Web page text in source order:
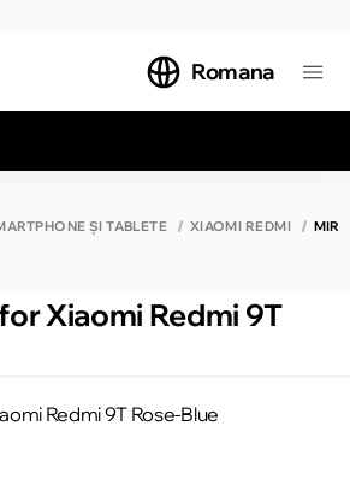
Romana
ȘI TABLETE XIAOMI REDMI
Xiaomi Redmi 9T